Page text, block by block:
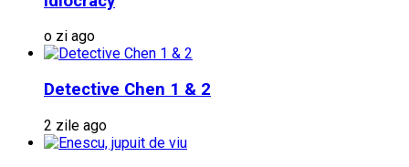
o zi ago
Detective Chen 1 & 2
2 zile ago